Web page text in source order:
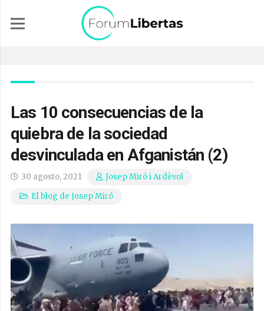
Las 10 consecuencias de la
quiebra de la sociedad
desvinculada en Afganistán (2)
30 agosto, 2021
Josep Miró i Ardèvol
El blog de Josep Miró